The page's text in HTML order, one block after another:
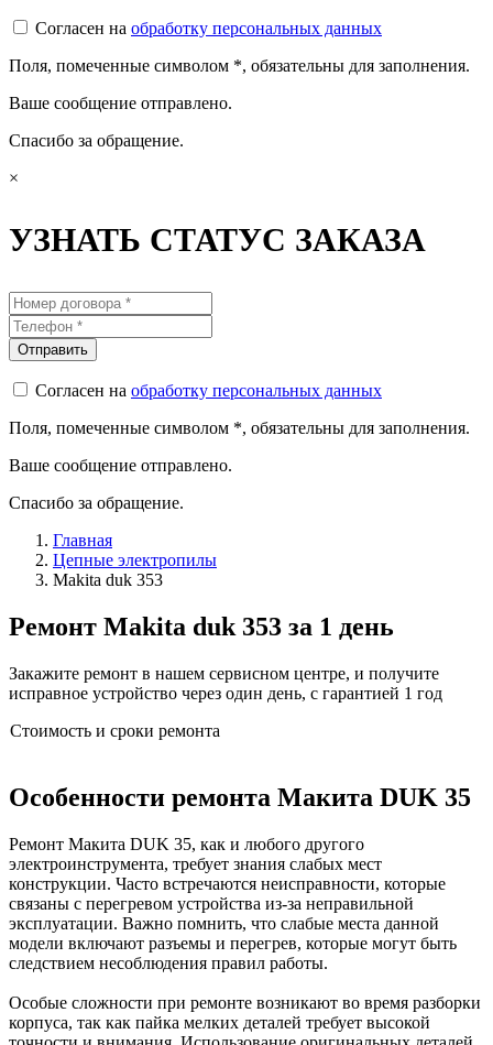
Согласен на обработку персональных данных
Поля, помеченные символом *, обязательны для заполнения.
Ваше сообщение отправлено.
Спасибо за обращение.
×
УЗНАТЬ СТАТУС ЗАКАЗА
Согласен на обработку персональных данных
Поля, помеченные символом *, обязательны для заполнения.
Ваше сообщение отправлено.
Спасибо за обращение.
Главная
Цепные электропилы
Makita duk 353
Ремонт Makita duk 353 за 1 день
Закажите ремонт в нашем сервисном центре, и получите
исправное устройство через один день, с гарантией 1 год
Стоимость и сроки ремонта
Особенности ремонта Макита DUK 35
Ремонт Макита DUK 35, как и любого другого
электроинструмента, требует знания слабых мест
конструкции. Часто встречаются неисправности, которые
связаны с перегревом устройства из-за неправильной
эксплуатации. Важно помнить, что слабые места данной
модели включают разъемы и перегрев, которые могут быть
следствием несоблюдения правил работы.
Особые сложности при ремонте возникают во время разборки
корпуса, так как пайка мелких деталей требует высокой